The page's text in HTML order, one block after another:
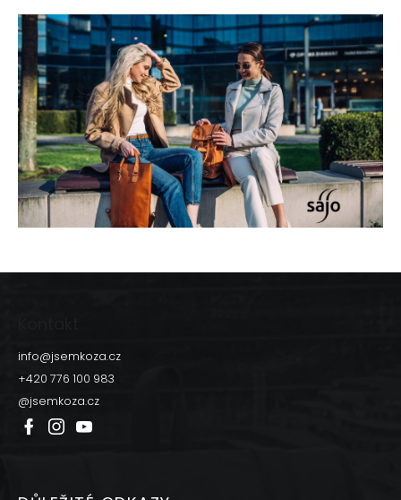
info@jsemkoza.cz
+420 776 100 983
@jsemkoza.cz